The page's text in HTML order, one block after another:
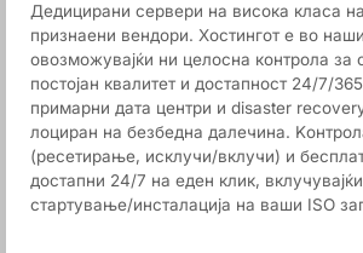
Дедицирани сервери на висока класа
признаени вендори. Хостингот е во
овозможувајќи ни целосна контрола за
постојан квалитет и достапност 24/7/
примарни дата центри и disaster
лоциран на безбедна далечина.
(ресетирање, исклучи/вклучи) и
достапни 24/7 на еден клик,
стартување/инсталација на ваши ISO